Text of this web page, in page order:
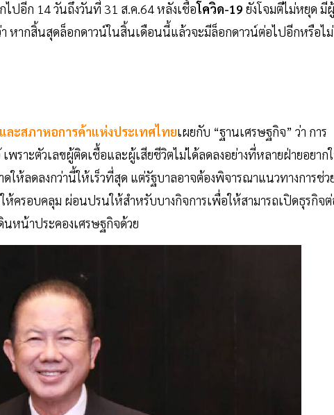
ไปอีก 14 วันถึงวันที่ 31 ส.ค.64 หลังเชื้อโควิด-19 ยังโจมตีไม่หยุด มีผู้
หากสิ้นสุดล็อกดาวน์ในสิ้นเดือนนี้แล้วจะมีล็อกดาวน์ต่อไปอีกหรือไม่
ละสภาหอการค้าแห่งประเทศไทยเผยกับ “ฐานเศรษฐกิจ” ว่า การ
พราะตัวเลขผู้ติดเชื้อและผู้เสียชีวิตไม่ได้ลดลงอย่างที่หลายฝ่ายอยาก
ให้ลดลงกว่านี้ให้เร็วที่สุด แต่รัฐบาลอาจต้องพิจารณาแนวทางการช่ว
ห้ครอบคลุม ผ่อนปรนให้สำหรับบางกิจการเพื่อให้สามารถเปิดธุรกิจ
นหน้าประคองเศรษฐกิจด้วย